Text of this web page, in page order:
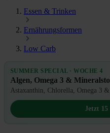
Essen & Trinken
Ernährungsformen
Low Carb
SUMMER SPECIAL · WOCHE 4
Algen, Omega 3 &
Astaxanthin, Chlorella, Omega 3
Jetzt